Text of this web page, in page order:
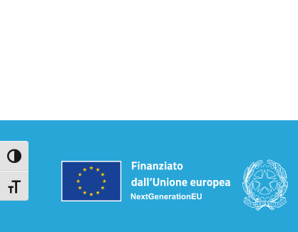
Attiva/disattiva alto contrasto
Attiva/disattiva dimensione testo